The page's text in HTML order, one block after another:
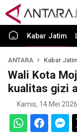
Kabar Jatim
ANTARA Kabar
Wali Kota
kualitas gizi
Kamis, 14 Mei